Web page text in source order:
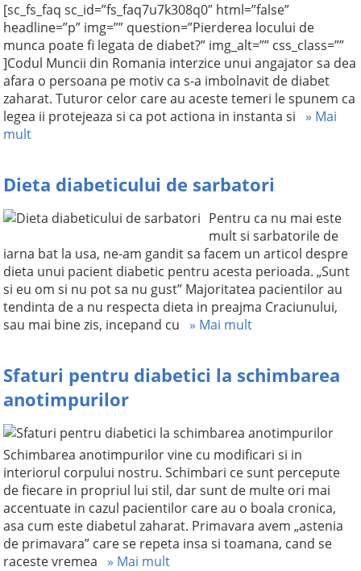
[sc_fs_faq sc_id=”fs_faq7u7k308q0″ html=”false”
headline=”p” img=”” question=”Pierderea locului de
munca poate fi legata de diabet?” img_alt=”” css_class=””
]Codul Muncii din Romania interzice unui angajator sa dea
afara o persoana pe motiv ca s-a imbolnavit de diabet
zaharat. Tuturor celor care au aceste temeri le spunem ca
legea ii protejeaza si ca pot actiona in instanta si » Mai
mult
Dieta diabeticului de sarbatori
Pentru ca nu mai este
mult si sarbatorile de
iarna bat la usa, ne-am gandit sa facem un articol despre
dieta unui pacient diabetic pentru acesta perioada. „Sunt
si eu om si nu pot sa nu gust” Majoritatea pacientilor au
tendinta de a nu respecta dieta in preajma Craciunului,
sau mai bine zis, incepand cu » Mai mult
Sfaturi pentru diabetici la schimbarea
anotimpurilor
Schimbarea anotimpurilor vine cu modificari si in
interiorul corpului nostru. Schimbari ce sunt percepute
de fiecare in propriul lui stil, dar sunt de multe ori mai
accentuate in cazul pacientilor care au o boala cronica,
asa cum este diabetul zaharat. Primavara avem „astenia
de primavara” care se repeta insa si toamana, cand se
raceste vremea » Mai mult